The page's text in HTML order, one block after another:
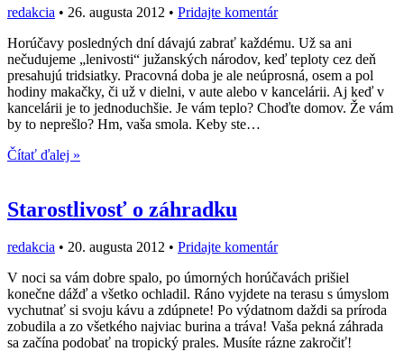
redakcia • 26. augusta 2012 • Pridajte komentár
Horúčavy posledných dní dávajú zabrať každému. Už sa ani
nečudujeme „lenivosti“ južanských národov, keď teploty cez deň
presahujú tridsiatky. Pracovná doba je ale neúprosná, osem a pol
hodiny makačky, či už v dielni, v aute alebo v kancelárii. Aj keď v
kancelárii je to jednoduchšie. Je vám teplo? Choďte domov. Že vám
by to neprešlo? Hm, vaša smola. Keby ste…
Čítať ďalej »
Starostlivosť o záhradku
redakcia • 20. augusta 2012 • Pridajte komentár
V noci sa vám dobre spalo, po úmorných horúčavách prišiel
konečne dážď a všetko ochladil. Ráno vyjdete na terasu s úmyslom
vychutnať si svoju kávu a zdúpnete! Po výdatnom daždi sa príroda
zobudila a zo všetkého najviac burina a tráva! Vaša pekná záhrada
sa začína podobať na tropický prales. Musíte rázne zakročiť!